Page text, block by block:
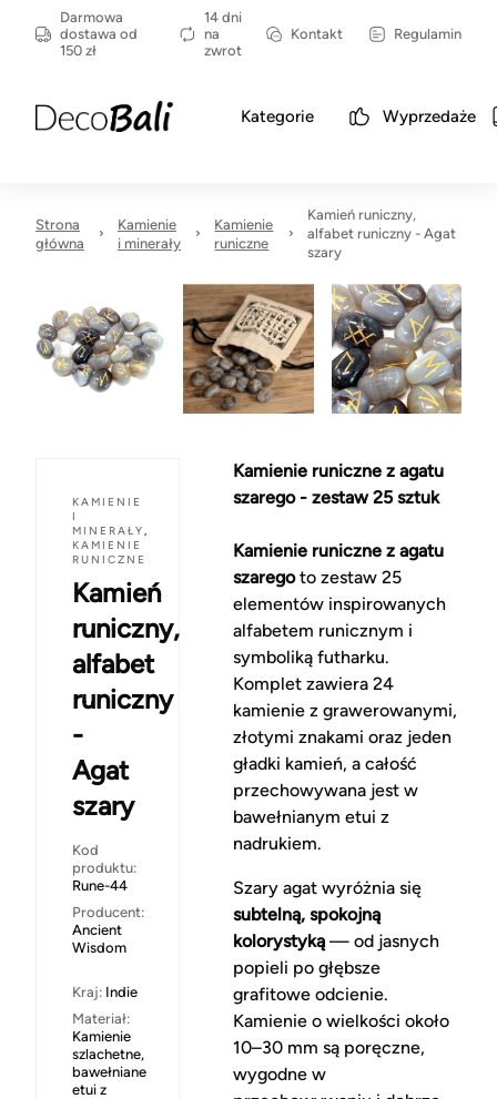
Darmowa
dostawa od
150 zł
14 dni
na
zwrot
Kontakt Regulamin
Kategorie Wyprzedaże
Strona
główna
Kamienie
i minerały
Kamienie
runiczne
Kamień runiczny,
alfabet runiczny - Agat
szary
KAMIENIE
I
MINERAŁY,
KAMIENIE
RUNICZNE
Kamień
runiczny,
alfabet
runiczny
-
Agat
szary
Kod
produktu:
Rune-44
Producent:
Ancient
Wisdom
Kraj: Indie
Materiał:
Kamienie
szlachetne,
bawełniane
etui z
Kamienie runiczne z agatu
szarego - zestaw 25 sztuk
Kamienie runiczne z agatu
szaregoto zestaw 25
elementów inspirowanych
alfabetem runicznym i
symboliką futharku.
Komplet zawiera 24
kamienie z grawerowanymi,
złotymi znakami oraz jeden
gładki kamień, a całość
przechowywana jest w
bawełnianym etui z
nadrukiem.
Szary agat wyróżnia się
subtelną, spokojną
kolorystyką— od jasnych
popieli po głębsze
grafitowe odcienie.
Kamienie o wielkości około
10–30 mm są poręczne,
wygodne w